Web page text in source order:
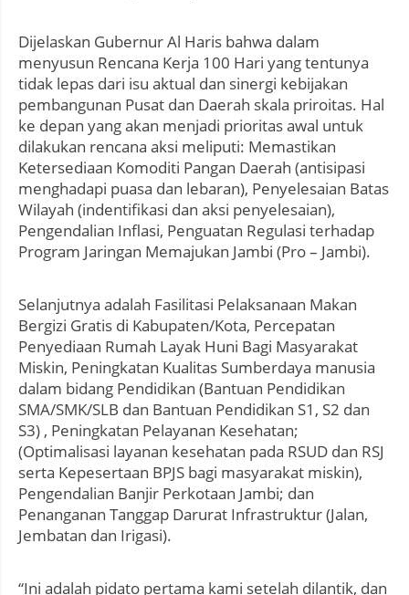
Dijelaskan Gubernur Al Haris bahwa dalam
menyusun Rencana Kerja 100 Hari yang tentunya
tidak lepas dari isu aktual dan sinergi kebijakan
pembangunan Pusat dan Daerah skala priroitas. Hal
ke depan yang akan menjadi prioritas awal untuk
dilakukan rencana aksi meliputi: Memastikan
Ketersediaan Komoditi Pangan Daerah (antisipasi
menghadapi puasa dan lebaran), Penyelesaian Batas
Wilayah (indentifikasi dan aksi penyelesaian),
Pengendalian Inflasi, Penguatan Regulasi terhadap
Program Jaringan Memajukan Jambi (Pro – Jambi).
Selanjutnya adalah Fasilitasi Pelaksanaan Makan
Bergizi Gratis di Kabupaten/Kota, Percepatan
Penyediaan Rumah Layak Huni Bagi Masyarakat
Miskin, Peningkatan Kualitas Sumberdaya manusia
dalam bidang Pendidikan (Bantuan Pendidikan
SMA/SMK/SLB dan Bantuan Pendidikan S1, S2 dan
S3) , Peningkatan Pelayanan Kesehatan;
(Optimalisasi layanan kesehatan pada RSUD dan RSJ
serta Kepesertaan BPJS bagi masyarakat miskin),
Pengendalian Banjir Perkotaan Jambi; dan
Penanganan Tanggap Darurat Infrastruktur (Jalan,
Jembatan dan Irigasi).
“Ini adalah pidato pertama kami setelah dilantik, dan